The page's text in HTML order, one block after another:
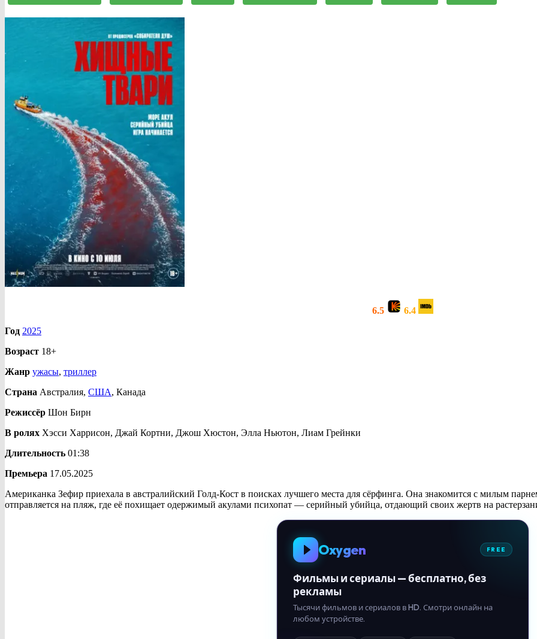
6.5
6.4
Год 2025
Возраст 18+
Жанр ужасы, триллер
Страна Австралия, США, Канада
Режиссёр Шон Бирн
В ролях Хэсси Харрисон, Джай Кортни, Джош Хюстон, Элла Ньютон, Лиам Грейнки
Длительность 01:38
Премьера 17.05.2025
Американка Зефир приехала в австралийский Голд-Кост в поисках лучшего места для сёрфинга. Она знакомится с милым
отправляется на пляж, где её похищает одержимый акулами психопат — серийный убийца, отдающий своих жертв на
Oxygen FREE
Фильмы и сериалы — бесплатно, без
рекламы
Тысячи фильмов и сериалов в HD. Смотри онлайн на
любом устройстве.